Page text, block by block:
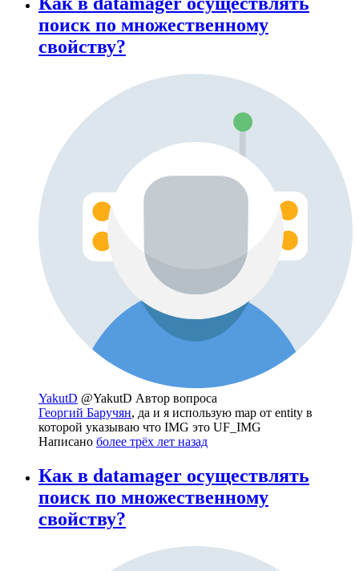
поиск по множественному
свойству?
YakutD @YakutD Автор вопроса
Георгий Баручян, да и я использую map от entity в
которой указываю что IMG это UF_IMG
Написано более трёх лет назад
Как в datamager осуществлять
поиск по множественному
свойству?